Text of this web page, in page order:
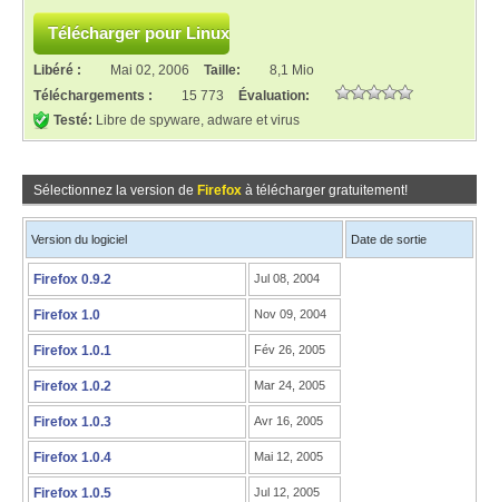
Libéré : Mai 02, 2006 Taille:
8,1 Mio
Téléchargements :
15 773
Évaluation:
Testé: Libre de spyware, adware et virus
Sélectionnez la version de Firefox à télécharger gratuitement!
Version du logiciel Date de sortie
Firefox 0.9.2 Jul 08, 2004
Firefox 1.0 Nov 09, 2004
Firefox 1.0.1 Fév 26, 2005
Firefox 1.0.2 Mar 24, 2005
Firefox 1.0.3 Avr 16, 2005
Firefox 1.0.4 Mai 12, 2005
Firefox 1.0.5 Jul 12, 2005